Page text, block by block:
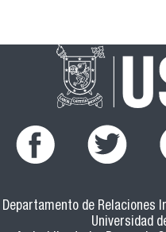
Departamento de Relaciones
Universidad